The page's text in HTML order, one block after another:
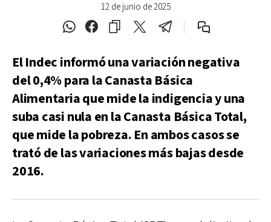
12 de junio de 2025
El Indec informó una variación negativa
del 0,4% para la Canasta Básica
Alimentaria que mide la indigencia y una
suba casi nula en la Canasta Básica Total,
que mide la pobreza. En ambos casos se
trató de las variaciones más bajas desde
2016.